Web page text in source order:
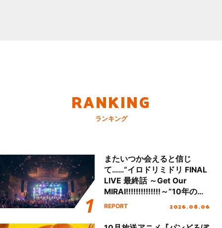
RANKING
ランキング
またいつか会えると信じ
て……“イロドリミドリ FINAL
LIVE 最終話 ～Get Our
MIRAI!!!!!!!!!!!!!!～”10年の活
動を経てファイナルを迎える
REPORT 2026.08.06